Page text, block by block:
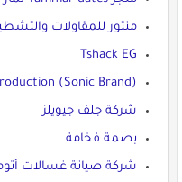
منتور للمقاولات
Tshack EG
(Sonic Brand)
شركة جلف جيويلز
بصمة فخامة
شركة صيانة غسالات